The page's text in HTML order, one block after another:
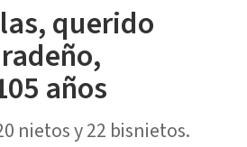
querido
años
nietos y 22 bisnietos.